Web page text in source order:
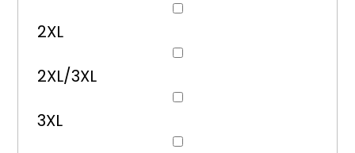
2XL
2XL/3XL
3XL